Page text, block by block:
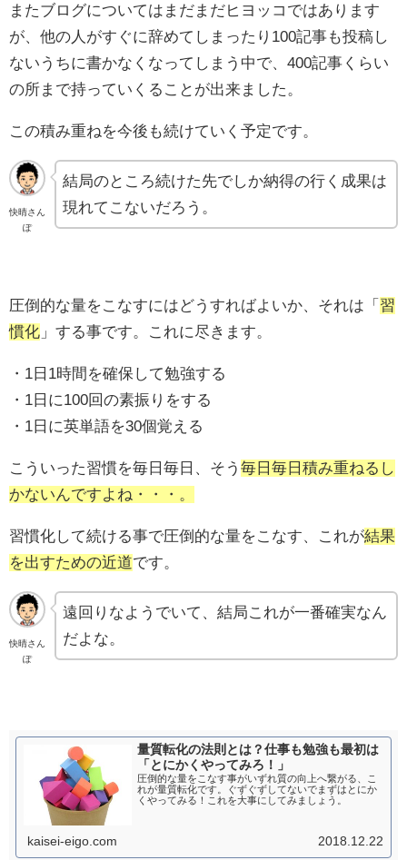
またブログについてはまだまだヒヨッコではあります
が、他の人がすぐに辞めてしまったり100記事も投稿し
ないうちに書かなくなってしまう中で、400記事くらい
の所まで持っていくることが出来ました。
この積み重ねを今後も続けていく予定です。
快晴さん
ぽ
結局のところ続けた先でしか納得の行く成果は
現れてこないだろう。
圧倒的な量をこなすにはどうすればよいか、それは「 習
慣化 」する事です。これに尽きます。
・1日1時間を確保して勉強する
・1日に100回の素振りをする
・1日に英単語を30個覚える
こういった習慣を毎日毎日、そう 毎日毎日積み重ねるし
かないんですよね・・・。
習慣化して続ける事で圧倒的な量をこなす、これが結果
を出すための近道です。
快晴さん
ぽ
遠回りなようでいて、結局これが一番確実なん
だよな。
量質転化の法則とは？仕事も勉強も最初は
「とにかくやってみろ！」
圧倒的な量をこなす事がいずれ質の向上へ繋がる、こ
れが量質転化です。ぐずぐずしてないでまずはとにか
くやってみる！これを大事にしてみましょう。
kaisei-eigo.com 2018.12.22